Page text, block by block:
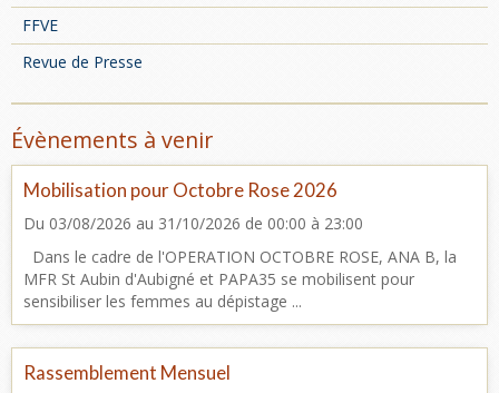
FFVE
Revue de Presse
Évènements à venir
Mobilisation pour Octobre Rose 2026
Du 03/08/2026 au 31/10/2026 de 00:00 à 23:00
Dans le cadre de l'OPERATION OCTOBRE ROSE, ANA B, la
MFR St Aubin d'Aubigné et PAPA35 se mobilisent pour
sensibiliser les femmes au dépistage ...
Rassemblement Mensuel